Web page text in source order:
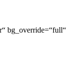
bg_override=“full“